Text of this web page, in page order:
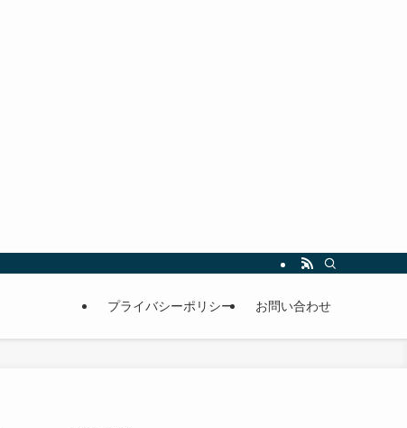
プライバシーポリシー お問い合わせ